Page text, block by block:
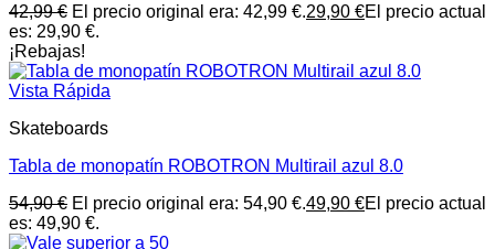
42,99€ El precio original era: 42,99 €.29,90 €El precio actual
es: 29,90 €.
¡Rebajas!
Vista Rápida
Skateboards
Tabla de monopatín ROBOTRON Multirail azul 8.0
54,90€ El precio original era: 54,90 €.49,90 €El precio actual
es: 49,90 €.